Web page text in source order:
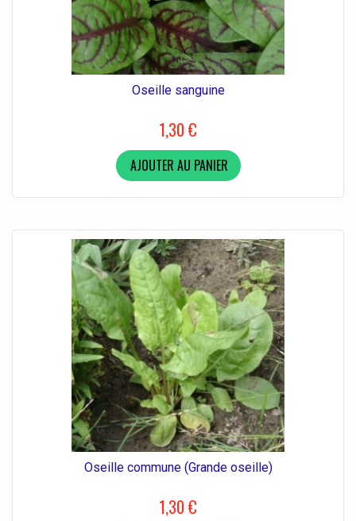
Oseille sanguine
1,30 €
AJOUTER AU PANIER
Oseille commune (Grande oseille)
1,30 €